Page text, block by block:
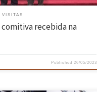
VISITAS
comitiva recebida na
Published 26/05/2023